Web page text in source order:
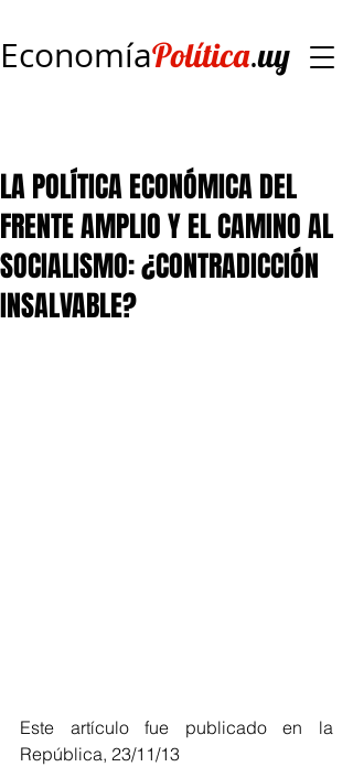
EconomíaPolítica.uy
LA POLÍTICA ECONÓMICA DEL
FRENTE AMPLIO Y EL CAMINO AL
SOCIALISMO: ¿CONTRADICCIÓN
INSALVABLE?
Este artículo fue publicado en la
República, 23/11/13